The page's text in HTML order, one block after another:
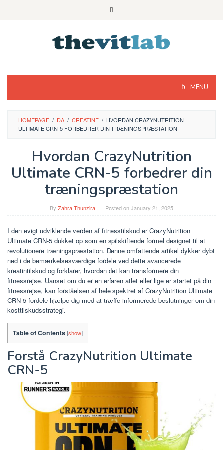
MENU
HOMEPAGE / DA / CREATINE / HVORDAN CRAZYNUTRITION
ULTIMATE CRN-5 FORBEDRER DIN TRÆNINGSPRÆSTATION
Hvordan CrazyNutrition
Ultimate CRN-5 forbedrer din
træningspræstation
By Zahra Thunzira Posted onJanuary 21, 2025
I den evigt udviklende verden af ​​fitnesstilskud er CrazyNutrition
Ultimate CRN-5 dukket op som en spilskiftende formel designet til at
revolutionere træningspræstation. Denne omfattende artikel dykker dybt
ned i de bemærkelsesværdige fordele ved dette avancerede
kreatintilskud og forklarer, hvordan det kan transformere din
fitnessrejse. Uanset om du er en erfaren atlet eller lige er startet på din
fitnessrejse, kan forståelsen af ​​hele spektret af CrazyNutrition Ultimate
CRN-5-fordele hjælpe dig med at træffe informerede beslutninger om din
kosttilskudsstrategi.
Table of Contents[show]
Forstå CrazyNutrition Ultimate
CRN-5